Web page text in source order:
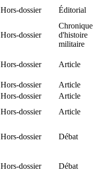
Hors-dossier Éditorial
Hors-dossier
Chronique
d'histoire
militaire
Hors-dossier Article
Hors-dossier
Article
Hors-dossier
Article
Hors-dossier Article
Hors-dossier Débat
Hors-dossier Débat